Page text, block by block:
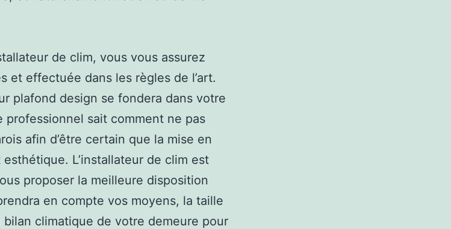
de clim, vous vous assurez
et effectuée dans les règles de l’art.
plafond design se fondera dans votre
professionnel sait comment ne pas
afin d’être certain que la mise en
L’installateur de clim est
proposer la meilleure disposition
en compte vos moyens, la taille
climatique de votre demeure pour